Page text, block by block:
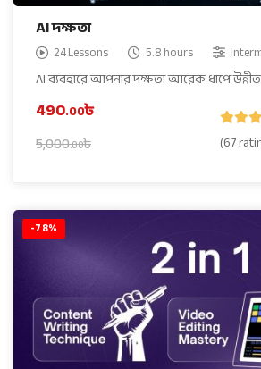
AI দক্ষতা
24 Lessons 5.8 hours
AI ব্যবহারে আপনার দক্ষতা আরেক ধাপে
490.00৳
5,000.00৳ (67
-78%